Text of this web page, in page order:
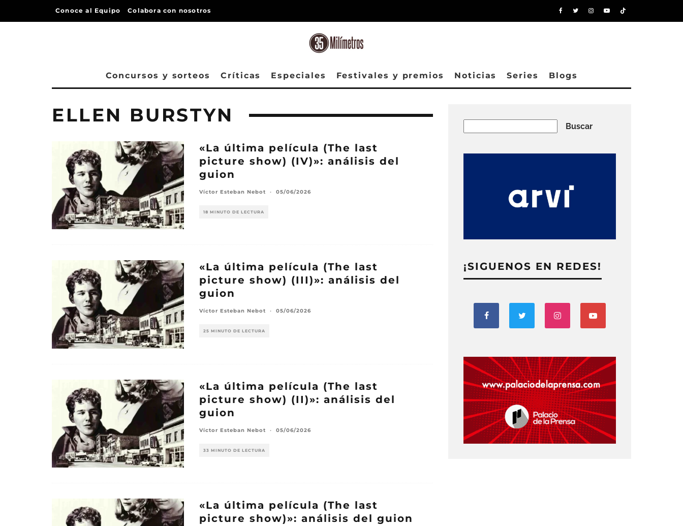
Conoce al Equipo Colabora con nosotros
Concursos y sorteos Críticas Especiales Festivales y premios Noticias Series Blogs
ELLEN BURSTYN
«La última película (The last
picture show) (IV)»: análisis del
guion
Víctor Esteban Nebot · 05/06/2026
18 MINUTO DE LECTURA
«La última película (The last
picture show) (III)»: análisis del
guion
Víctor Esteban Nebot · 05/06/2026
25 MINUTO DE LECTURA
«La última película (The last
picture show) (II)»: análisis del
guion
Víctor Esteban Nebot · 05/06/2026
33 MINUTO DE LECTURA
«La última película (The last
picture show)»: análisis del guion
Buscar
¡SIGUENOS EN REDES!